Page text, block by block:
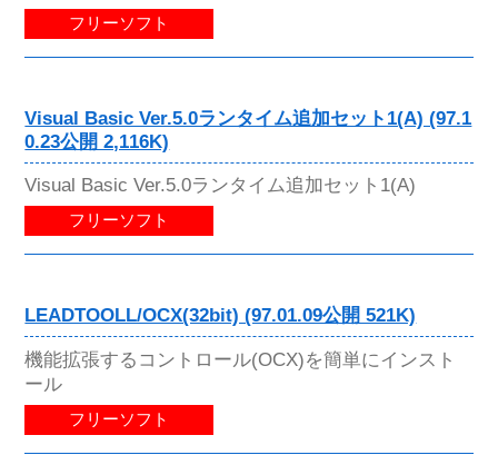
フリーソフト
Visual Basic Ver.5.0ランタイム追加セット1(A) (97.1
0.23公開 2,116K)
Visual Basic Ver.5.0ランタイム追加セット1(A)
フリーソフト
LEADTOOLL/OCX(32bit) (97.01.09公開 521K)
機能拡張するコントロール(OCX)を簡単にインスト
ール
フリーソフト